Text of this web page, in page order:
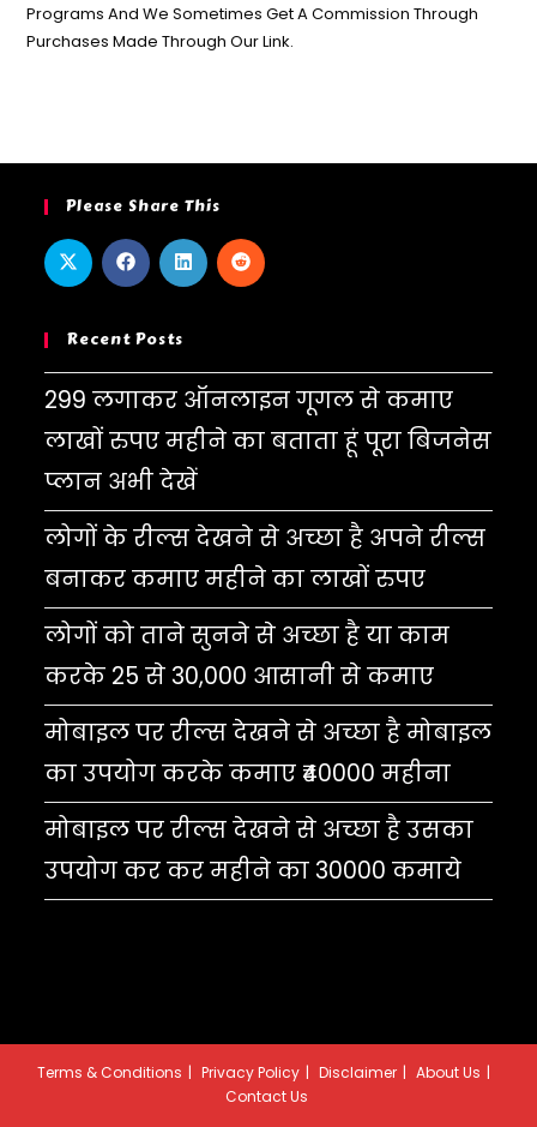
Programs And We Sometimes Get A Commission Through
Purchases Made Through Our Link.
Please Share This
Recent Posts
299 लगाकर ऑनलाइन गूगल से कमाए
लाखों रुपए महीने का बताता हूं पूरा बिजनेस
प्लान अभी देखें
लोगों के रील्स देखने से अच्छा है अपने रील्स
बनाकर कमाए महीने का लाखों रुपए
लोगों को ताने सुनने से अच्छा है या काम
करके 25 से 30,000 आसानी से कमाए
मोबाइल पर रील्स देखने से अच्छा है मोबाइल
का उपयोग करके कमाए ₹40000 महीना
मोबाइल पर रील्स देखने से अच्छा है उसका
उपयोग कर कर महीने का 30000 कमाये
Terms & Conditions Privacy Policy Disclaimer
About Us
Contact Us